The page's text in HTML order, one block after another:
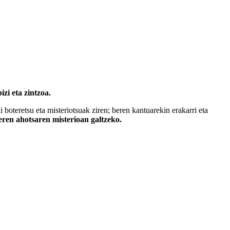
eta zintzoa.
eta misteriotsuak ziren; beren kantuarekin erakarri eta
ahotsaren misterioan galtzeko.